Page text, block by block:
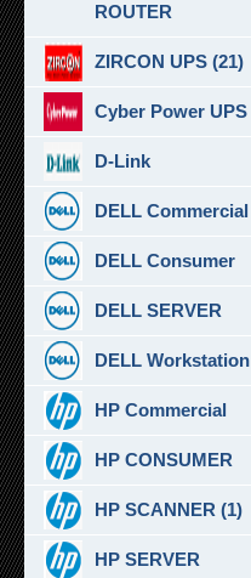
ROUTER
ZIRCON UPS (21)
Cyber Power UPS
D-Link
DELL Commercial
DELL Consumer
DELL SERVER
DELL Workstation
HP Commercial
HP CONSUMER
HP SCANNER (1)
HP SERVER